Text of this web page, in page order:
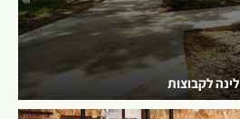
לינה לקבוצות